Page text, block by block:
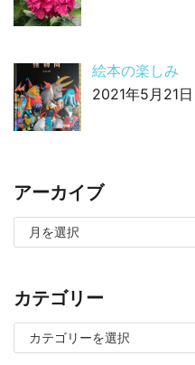
絵本の楽しみ
2021年5月21日
アーカイブ
カテゴリー